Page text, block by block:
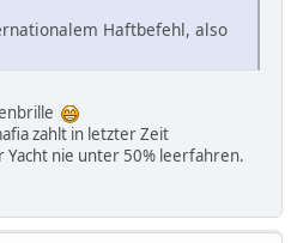
Haftbefehl, also
zahlt in letzter Zeit
Yacht nie unter 50% leerfahren.